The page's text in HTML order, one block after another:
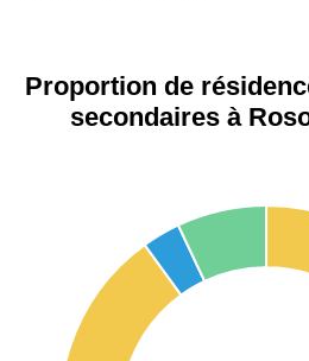
Proportion de
secondaires à